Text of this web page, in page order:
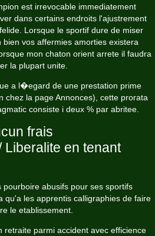
est irrevocable immediatement
dans certains endroits l'ajustrement
Lorsque le sportif dure de miser
vos affermies amorties existera
mon chaton orient arrete il faudra
la plupart unite.
a l�egard de une prestation prime
la page Annonces), cette prorata
consiste i deux % par abritee.
frais
en tenant
pourboire abusifs pour ses sportifs
qu'a les apprentis calligraphies de faire
le etablissement.
retraite parmi accident avec efficience